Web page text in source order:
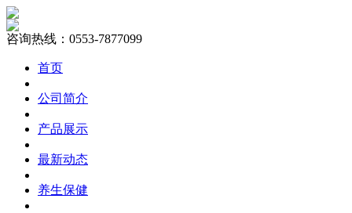
咨询热线：0553-7877099
首页
公司简介
产品展示
最新动态
养生保健